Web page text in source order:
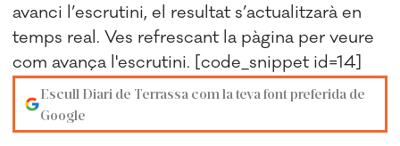
avanci l’escrutini, el resultat s’actualitzarà en
temps real. Ves refrescant la pàgina per veure
com avança l'escrutini. [code_snippet id=14]
Escull Diari de Terrassa com la teva font preferida de
Google